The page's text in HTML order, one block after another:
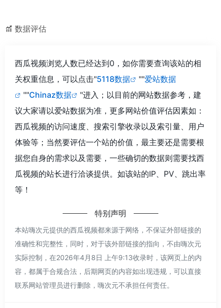
数据评估
西瓜视频浏览人数已经达到0，如你需要查询该站的相
关权重信息，可以点击"5118数据 ""爱站数据
""Chinaz数据
"进入；以目前的网站数据参考，建
议大家请以爱站数据为准，更多网站价值评估因素如：
西瓜视频的访问速度、搜索引擎收录以及索引量、用户
体验等；当然要评估一个站的价值，最主要还是需要根
据您自身的需求以及需要，一些确切的数据则需要找西
瓜视频的站长进行洽谈提供。如该站的IP、PV、跳出率
等！
特别声明
本站嗨次元提供的西瓜视频都来源于网络，不保证外部链接的
准确性和完整性，同时，对于该外部链接的指向，不由嗨次元
实际控制，在2026年4月8日 上午9:13收录时，该网页上的内
容，都属于合规合法，后期网页的内容如出现违规，可以直接
联系网站管理员进行删除，嗨次元不承担任何责任。